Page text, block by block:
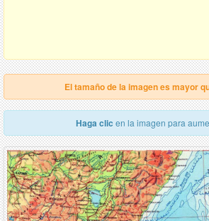
El tamaño de la imagen es mayor
Haga clic en la imagen para